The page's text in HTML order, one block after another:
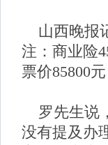
山西晚报
注：商业险
票价85800
罗先生说
没有提及办